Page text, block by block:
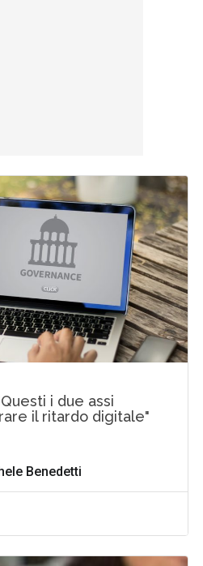
i due assi
il ritardo digitale"
Benedetti